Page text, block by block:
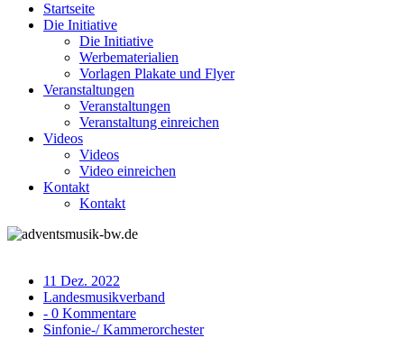
Startseite
Die Initiative
Die Initiative
Werbematerialien
Vorlagen Plakate und Flyer
Veranstaltungen
Veranstaltungen
Veranstaltung einreichen
Videos
Videos
Video einreichen
Kontakt
Kontakt
11 Dez. 2022
Landesmusikverband
- 0 Kommentare
Sinfonie-/ Kammerorchester